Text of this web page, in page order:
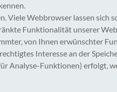
Viele Webbrowser lassen sich
Funktionalität unserer
von Ihnen erwünschter
Interesse an der
Analyse-Funktionen) erfolgt,